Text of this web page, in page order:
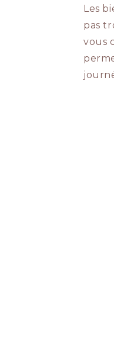
Les
pas
vous